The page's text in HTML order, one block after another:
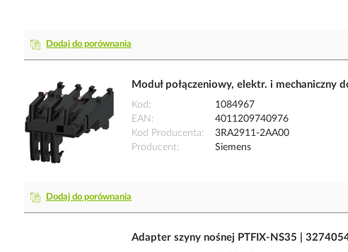
Dodaj do porównania
Moduł połączeniowy, elektr. i
Kod
1084967
EAN
4011209740976
Kod Producenta
3RA2911-2AA00
Producent
Siemens
Dodaj do porównania
Adapter szyny nośnej PTFIX-NS35 |